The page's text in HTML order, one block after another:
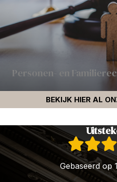
Personen- en
BEKIJK HIER AL
Gebaseerd op